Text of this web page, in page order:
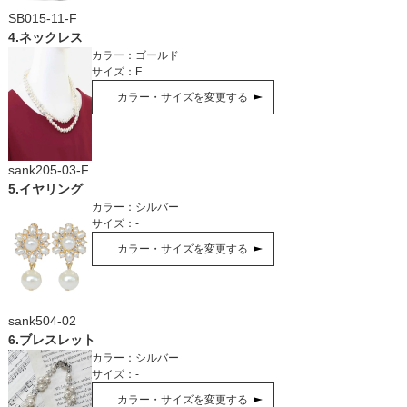
SB015-11-F
4.ネックレス
カラー： ゴールド
サイズ： F
カラー・サイズを変更する
sank205-03-F
5.イヤリング
カラー： シルバー
サイズ： -
カラー・サイズを変更する
sank504-02
6.ブレスレット
カラー： シルバー
サイズ： -
カラー・サイズを変更する